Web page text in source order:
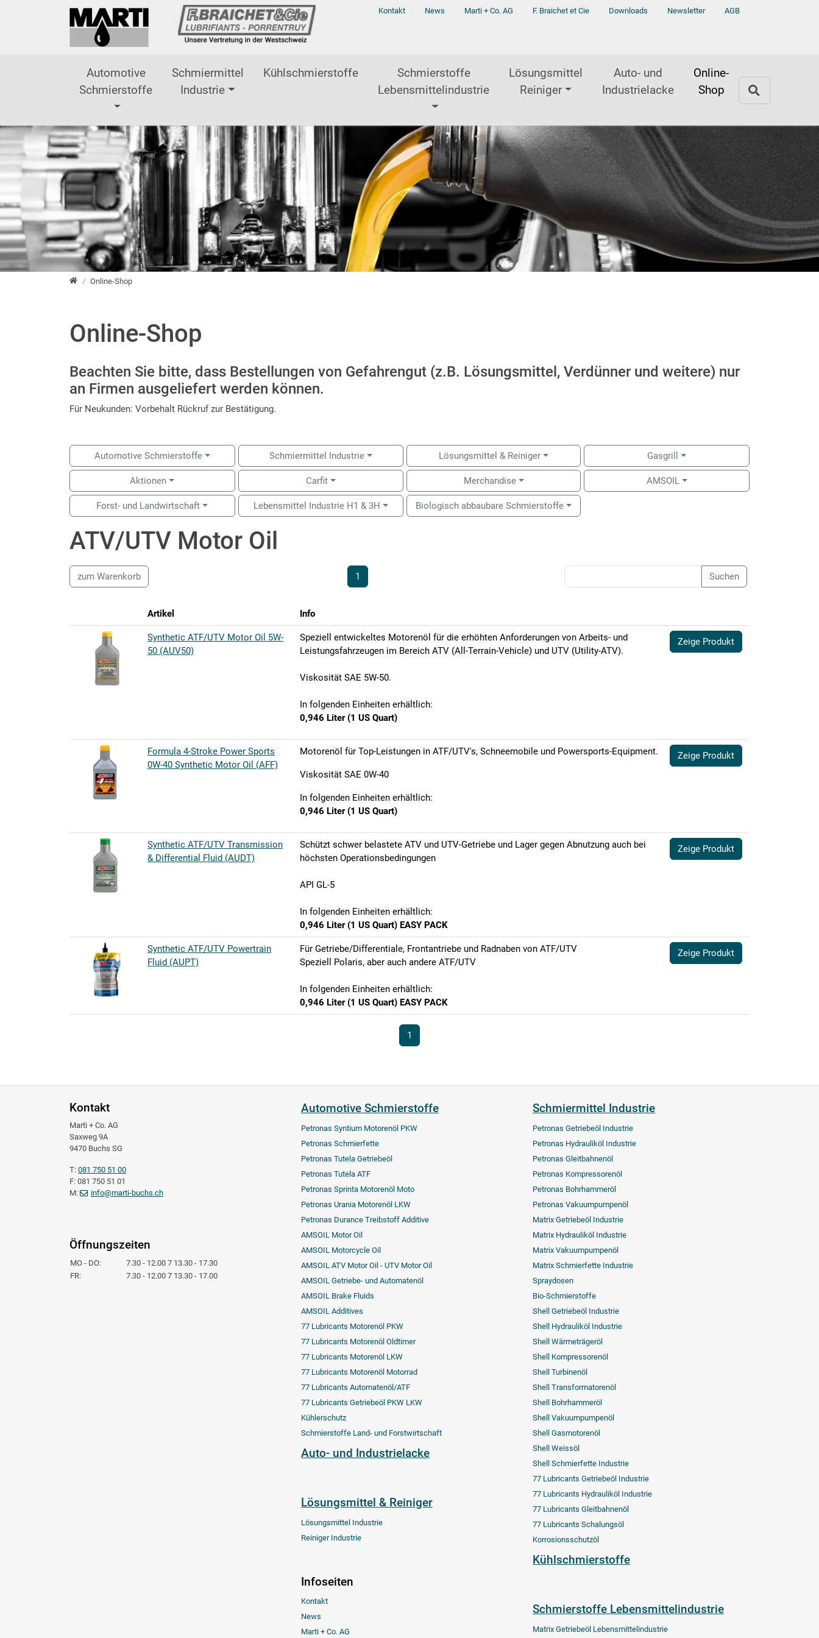
Direkt zur Hauptnavigation springen
Direkt zum Inhalt springen Kontakt News Marti + Co. AG F. Braichet et Cie Downloads Newsletter AGB
Automotive
Schmierstoffe
Schmiermittel
Industrie
Kühlschmierstoffe
Schmierstoffe
Lebensmittelindustrie
Lösungsmittel
Reiniger
Auto- und
Industrielacke
Online-
Shop
root Online-Shop
Online-Shop
Beachten Sie bitte, dass Bestellungen von Gefahrengut (z.B. Lösungsmittel, Verdünner und weitere) nur
an Firmen ausgeliefert werden können.
Für Neukunden: Vorbehalt Rückruf zur Bestätigung.
Automotive Schmierstoffe Schmiermittel Industrie Lösungsmittel & Reiniger Gasgrill
Aktionen Carfit Merchandise AMSOIL
Forst- und Landwirtschaft Lebensmittel Industrie H1 & 3H Biologisch abbaubare Schmierstoffe
ATV/UTV Motor Oil
zum Warenkorb 1 Suchen
Artikel Info
Synthetic ATF/UTV Motor Oil 5W-
50 (AUV50)
Speziell entwickeltes Motorenöl für die erhöhten Anforderungen von Arbeits- und
Leistungsfahrzeugen im Bereich ATV (All-Terrain-Vehicle) und UTV (Utility-ATV).
Viskosität SAE 5W-50.
In folgenden Einheiten erhältlich:
0,946 Liter (1 US Quart)
Zeige Produkt
Formula 4-Stroke Power Sports
0W-40 Synthetic Motor Oil (AFF)
Motorenöl für Top-Leistungen in ATF/UTV's, Schneemobile und Powersports-Equipment.
Viskosität SAE 0W-40
In folgenden Einheiten erhältlich:
0,946 Liter (1 US Quart)
Zeige Produkt
Synthetic ATF/UTV Transmission
& Differential Fluid (AUDT)
Schützt schwer belastete ATV und UTV-Getriebe und Lager gegen Abnutzung auch bei
höchsten Operationsbedingungen
API GL-5
In folgenden Einheiten erhältlich:
0,946 Liter (1 US Quart) EASY PACK
Zeige Produkt
Synthetic ATF/UTV Powertrain
Fluid (AUPT)
Für Getriebe/Differentiale, Frontantriebe und Radnaben von ATF/UTV
Speziell Polaris, aber auch andere ATF/UTV
In folgenden Einheiten erhältlich:
0,946 Liter (1 US Quart) EASY PACK
Zeige Produkt
1
Kontakt
Marti + Co. AG
Saxweg 9A
9470 Buchs SG
T: 081 750 51 00
F: 081 750 51 01
M:
info@marti-buchs.ch
Öffnungszeiten
MO - DO:
7.30 - 12.00 7 13.30 - 17.30
FR:
7.30 - 12.00 7 13.30 - 17.00
Automotive Schmierstoffe
Petronas Syntium Motorenöl PKW
Petronas Schmierfette
Petronas Tutela Getriebeöl
Petronas Tutela ATF
Petronas Sprinta Motorenöl Moto
Petronas Urania Motorenöl LKW
Petronas Durance Treibstoff Additive
AMSOIL Motor Oil
AMSOIL Motorcycle Oil
AMSOIL ATV Motor Oil - UTV Motor Oil
AMSOIL Getriebe- und Automatenöl
AMSOIL Brake Fluids
AMSOIL Additives
77 Lubricants Motorenöl PKW
77 Lubricants Motorenöl Oldtimer
77 Lubricants Motorenöl LKW
77 Lubricants Motorenöl Motorrad
77 Lubricants Automatenöl/ATF
77 Lubricants Getriebeöl PKW LKW
Kühlerschutz
Schmierstoffe Land- und Forstwirtschaft
Auto- und Industrielacke
Lösungsmittel & Reiniger
Lösungsmittel Industrie
Reiniger Industrie
Infoseiten
Kontakt
News
Marti + Co. AG
Schmiermittel Industrie
Petronas Getriebeöl Industrie
Petronas Hydrauliköl Industrie
Petronas Gleitbahnenöl
Petronas Kompressorenöl
Petronas Bohrhammeröl
Petronas Vakuumpumpenöl
Matrix Getriebeöl Industrie
Matrix Hydrauliköl Industrie
Matrix Vakuumpumpenöl
Matrix Schmierfette Industrie
Spraydosen
Bio-Schmierstoffe
Shell Getriebeöl Industrie
Shell Hydrauliköl Industrie
Shell Wärmeträgeröl
Shell Kompressorenöl
Shell Turbinenöl
Shell Transformatorenöl
Shell Bohrhammeröl
Shell Vakuumpumpenöl
Shell Gasmotorenöl
Shell Weissöl
Shell Schmierfette Industrie
77 Lubricants Getriebeöl Industrie
77 Lubricants Hydrauliköl Industrie
77 Lubricants Gleitbahnenöl
77 Lubricants Schalungsöl
Korrosionsschutzöl
Kühlschmierstoffe
Schmierstoffe Lebensmittelindustrie
Matrix Getriebeöl Lebensmittelindustrie